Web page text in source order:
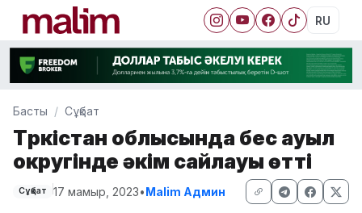
RU
Басты Сұқбат
Түркістан облысында бес ауыл
округінде әкім сайлауы өтті
Сұқбат 17 мамыр, 2023•Malim Админ